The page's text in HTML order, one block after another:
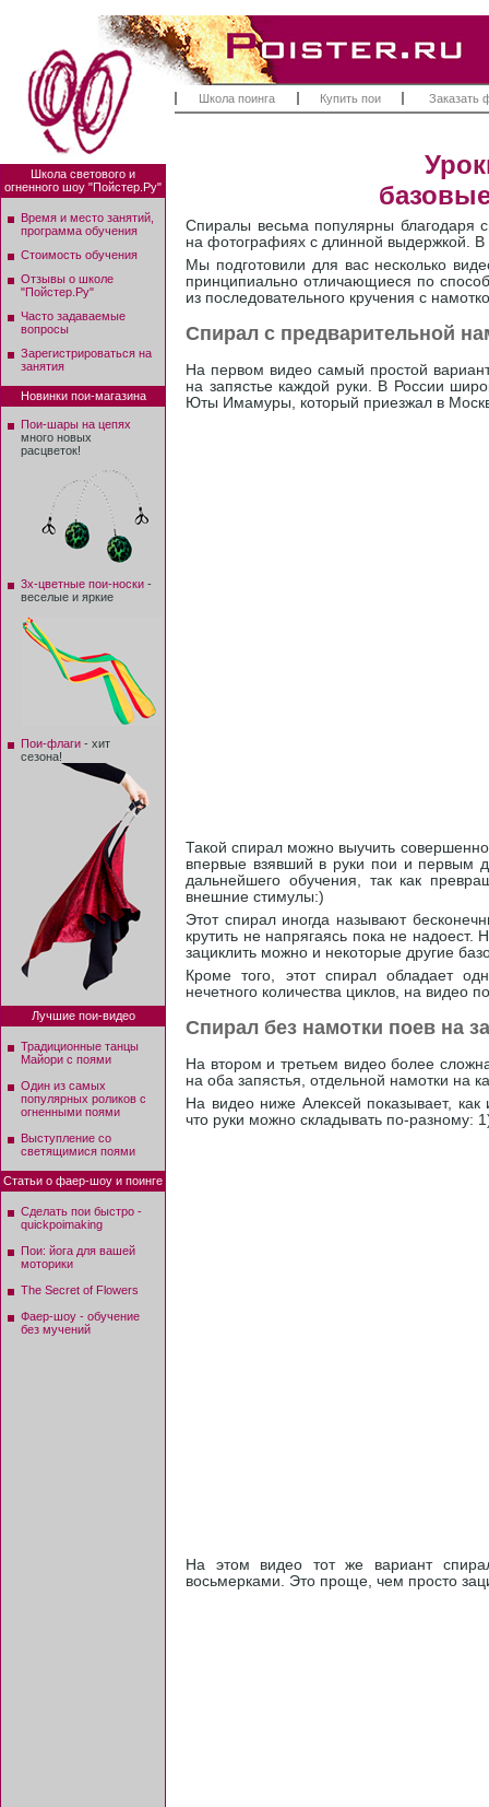
Школа поинга Купить пои Заказать
Спиралы весьма популярны благодаря
на фотографиях с длинной выдержкой.
Мы подготовили для вас несколько
принципиально отличающиеся по
из последовательного кручения с
Спирал с предварительной
На первом видео самый простой
на запястье каждой руки. В России
Юты Имамуры, который приезжал в
Такой спирал можно выучить
впервые взявший в руки пои и первым
дальнейшего обучения, так как
внешние стимулы:)
Этот спирал иногда называют
крутить не напрягаясь пока не надоест.
зациклить можно и некоторые другие
Кроме того, этот спирал обладает
нечетного количества циклов, на видео
Спирал без намотки поев на
На втором и третьем видео более
на оба запястья, отдельной намотки на
На видео ниже Алексей показывает,
что руки можно складывать по-разному:
На этом видео тот же вариант
восьмерками. Это проще, чем просто
Школа светового и
огненного шоу "Пойстер.Ру"
Время и место занятий,
программа обучения
Стоимость обучения
Отзывы о школе
"Пойстер.Ру"
Часто задаваемые
вопросы
Зарегистрироваться на
занятия
Новинки пои-магазина
Пои-шары на цепях
много новых
расцветок!
3х-цветные пои-носки -
веселые и яркие
Пои-флаги - хит
сезона!
Лучшие пои-видео
Традиционные танцы
Майори с поями
Один из самых
популярных роликов с
огненными поями
Выступление со
светящимися поями
Статьи о фаер-шоу и поинге
Сделать пои быстро -
quickpoimaking
Пои: йога для вашей
моторики
The Secret of Flowers
Фаер-шоу - обучение
без мучений